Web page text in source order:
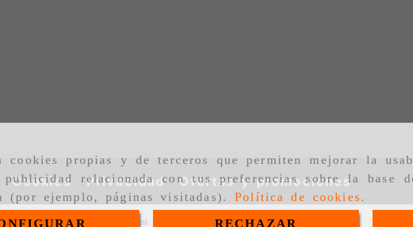
propias y de terceros que permiten mejorar la
relacionada con tus preferencias sobre la base
(por ejemplo, páginas visitadas).Política de cookies.
RECHAZAR
Cookies Privacidad Ofertas y promociones